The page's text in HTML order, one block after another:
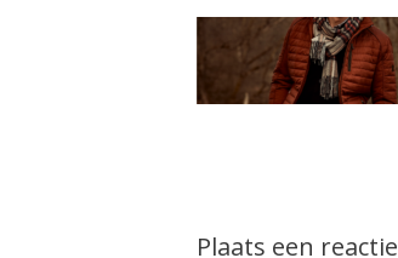
Plaats een reactie